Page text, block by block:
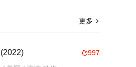
更多 
997